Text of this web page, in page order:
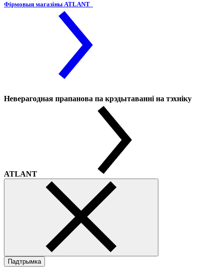
Фірмовыя магазіны ATLANT
Неверагодная прапанова па крэдытаванні на тэхніку
ATLANT
Падтрымка